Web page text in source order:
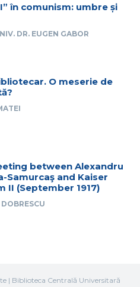
în comunism: umbre și
DR. EUGEN GABOR
O meserie de
between Alexandru
Samurcaş and Kaiser
II (September 1917)
| Biblioteca Centrală Universitară